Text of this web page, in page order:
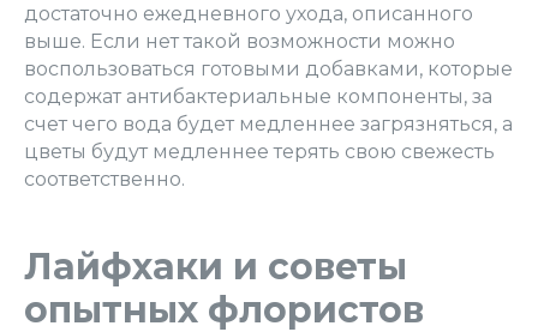
достаточно ежедневного ухода, описанного
выше. Если нет такой возможности можно
воспользоваться готовыми добавками, которые
содержат антибактериальные компоненты, за
счет чего вода будет медленнее загрязняться, а
цветы будут медленнее терять свою свежесть
соответственно.
Лайфхаки и советы
опытных флористов